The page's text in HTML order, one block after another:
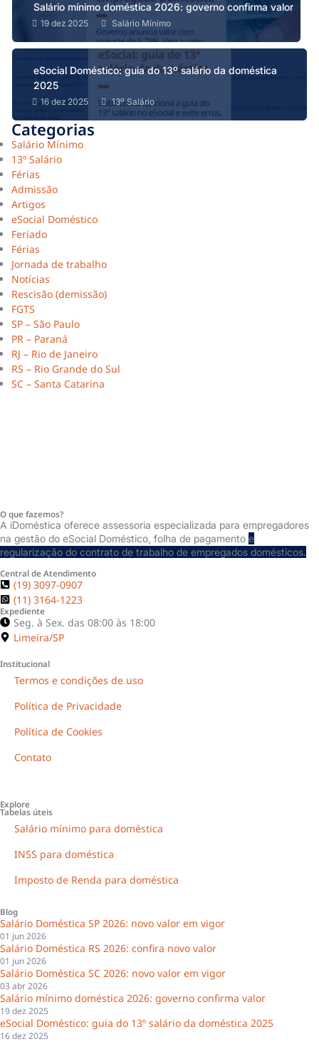
Salário mínimo doméstica 2026: governo confirma valor
19 dez 2025 Salário Mínimo
eSocial Doméstico: guia do 13º salário da doméstica
2025
16 dez 2025 13º Salário
Categorias
Salário Mínimo
13º Salário
Férias
Admissão
Artigos
eSocial Doméstico
Feriado
Férias
Jornada de trabalho
Notícias
Rescisão (demissão)
FGTS
SP – São Paulo
PR – Paraná
RJ – Rio de Janeiro
RS – Rio Grande do Sul
SC – Santa Catarina
O que fazemos?
A iDoméstica oferece assessoria especializada para empregadores
na gestão do eSocial Doméstico, folha de pagamento e
regularização do contrato de trabalho de empregados domésticos.
Central de Atendimento
(19) 3097-0907
(11) 3164-1223
Expediente
Seg. à Sex. das 08:00 às 18:00
Limeira/SP
Institucional
Termos e condições de uso
Política de Privacidade
Política de Cookies
Contato
Explore
Tabelas úteis
Salário mínimo para doméstica
INSS para doméstica
Imposto de Renda para doméstica
Blog
Salário Doméstica SP 2026: novo valor em vigor
01 jun 2026
Salário Doméstica RS 2026: confira novo valor
01 jun 2026
Salário Doméstica SC 2026: novo valor em vigor
03 abr 2026
Salário mínimo doméstica 2026: governo confirma valor
19 dez 2025
eSocial Doméstico: guia do 13º salário da doméstica 2025
16 dez 2025